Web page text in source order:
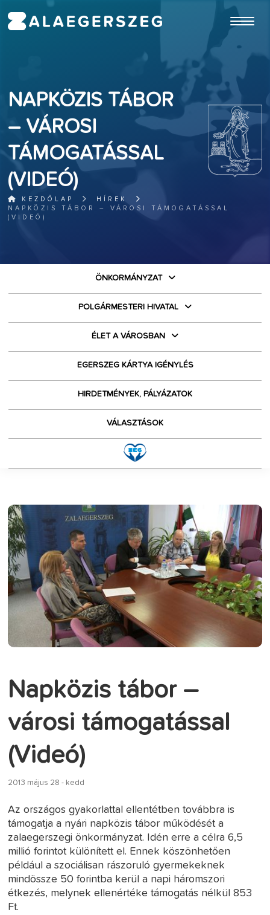
ugrás a fő tartalomhoz
NAPKÖZIS TÁBOR
– VÁROSI
TÁMOGATÁSSAL
(VIDEÓ)
KEZDŐLAP
HÍREK
NAPKÖZIS TÁBOR – VÁROSI TÁMOGATÁSSAL
(VIDEÓ)
ÖNKORMÁNYZAT
POLGÁRMESTERI HIVATAL
ÉLET A VÁROSBAN
EGERSZEG KÁRTYA IGÉNYLÉS
HIRDETMÉNYEK, PÁLYÁZATOK
VÁLASZTÁSOK
Napközis tábor –
városi támogatással
(Videó)
2013 május 28 - kedd
Az országos gyakorlattal ellentétben továbbra is
támogatja a nyári napközis tábor működését a
zalaegerszegi önkormányzat. Idén erre a célra 6,5
millió forintot különített el. Ennek köszönhetően
például a szociálisan rászoruló gyermekeknek
mindössze 50 forintba kerül a napi háromszori
étkezés, melynek ellenértéke támogatás nélkül 853
Ft.